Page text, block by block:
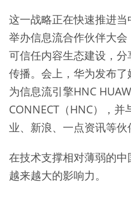
这一战略正在快速推进
举办信息流合作伙伴大
可信任内容生态建设，
传播。会上，华为发布
为信息流引擎HNC
CONNECT（HNC），
业、新浪、一点资讯等伙
在技术支撑相对薄弱的
越来越大的影响力。